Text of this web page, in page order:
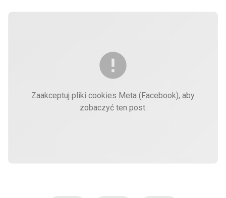
Zaakceptuj pliki cookies Meta (Facebook), aby
zobaczyć ten post.